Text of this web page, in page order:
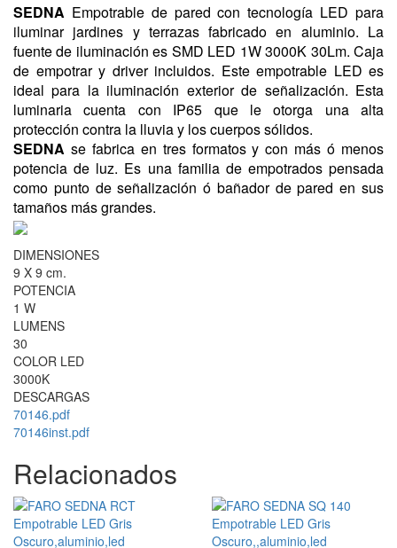
SEDNA Empotrable de pared con tecnología LED para
iluminar jardines y terrazas fabricado en aluminio. La
fuente de iluminación es SMD LED 1W 3000K 30Lm. Caja
de empotrar y driver incluidos. Este empotrable LED es
ideal para la iluminación exterior de señalización. Esta
luminaria cuenta con IP65 que le otorga una alta
protección contra la lluvia y los cuerpos sólidos.
SEDNA se fabrica en tres formatos y con más ó menos
potencia de luz. Es una familia de empotrados pensada
como punto de señalización ó bañador de pared en sus
tamaños más grandes.
DIMENSIONES
9 X 9 cm.
POTENCIA
1 W
LUMENS
30
COLOR LED
3000K
DESCARGAS
70146.pdf
70146inst.pdf
Relacionados